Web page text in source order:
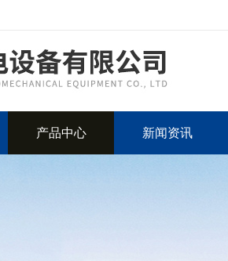
产品中心 新闻资讯